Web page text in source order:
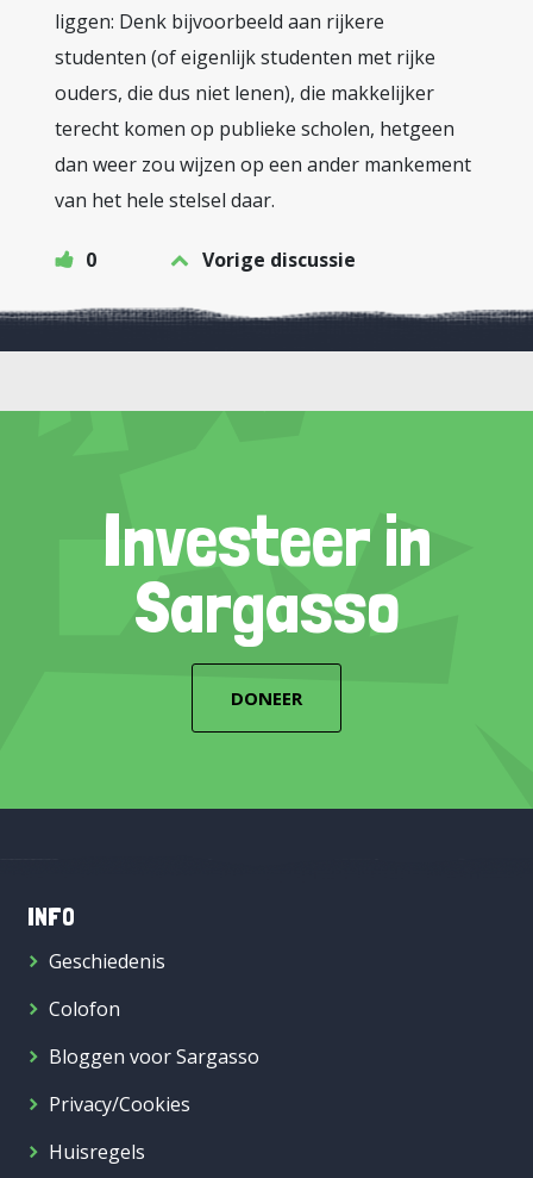
liggen: Denk bijvoorbeeld aan rijkere
studenten (of eigenlijk studenten met rijke
ouders, die dus niet lenen), die makkelijker
terecht komen op publieke scholen, hetgeen
dan weer zou wijzen op een ander mankement
van het hele stelsel daar.
0 Vorige discussie
Investeer in
Sargasso
DONEER
INFO
Geschiedenis
Colofon
Bloggen voor Sargasso
Privacy/Cookies
Huisregels